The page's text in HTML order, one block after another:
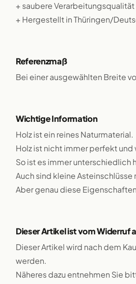
+ saubere Verarbeitungsqualität
+ Hergestellt in Thüringen/
Referenzmaß
Bei einer ausgewählten Breite
Wichtige Information
Holz ist ein reines Naturmaterial.
Holz ist nicht immer perfekt
So ist es immer unterschiedlich
Auch sind kleine Asteinschlüsse
Aber genau diese
Dieser Artikel ist vom Widerruf
Dieser Artikel wird nach dem
werden.
Näheres dazu entnehmen Sie